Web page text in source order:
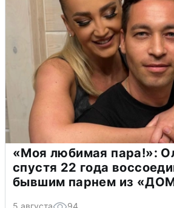
«Моя любимая пара!»:
спустя 22 года
бывшим парнем из